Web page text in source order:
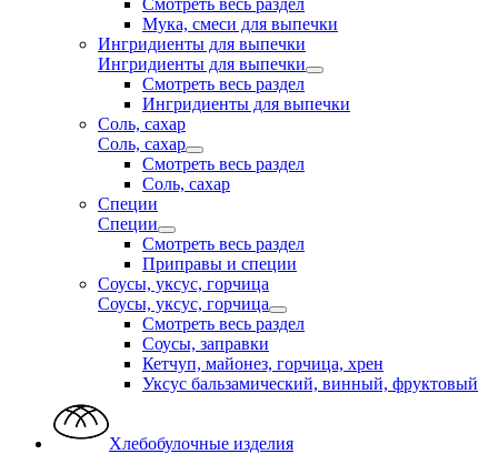
Смотреть весь раздел
Мука, смеси для выпечки
Ингридиенты для выпечки
Ингридиенты для выпечки
Смотреть весь раздел
Ингридиенты для выпечки
Соль, сахар
Соль, сахар
Смотреть весь раздел
Соль, сахар
Специи
Специи
Смотреть весь раздел
Приправы и специи
Соусы, уксус, горчица
Соусы, уксус, горчица
Смотреть весь раздел
Соусы, заправки
Кетчуп, майонез, горчица, хрен
Уксус бальзамический, винный, фруктовый
Хлебобулочные изделия